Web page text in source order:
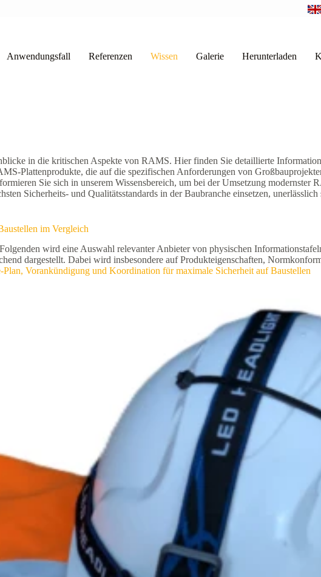
Anwendungsfall Referenzen Wissen Galerie Herunterladen
in die kritischen Aspekte von RAMS. Hier finden Sie detaillierte
Plattenprodukte, die auf die spezifischen Anforderungen von
Sie sich in unserem Wissensbereich, um bei der Umsetzung modernster
Sicherheits- und Qualitätsstandards in der Baubranche einsetzen, unerlässlich
im Vergleich
wird eine Auswahl relevanter Anbieter von physischen
dargestellt. Dabei wird insbesondere auf Produkteigenschaften,
Vorankündigung und Koordination für maximale Sicherheit auf Baustellen